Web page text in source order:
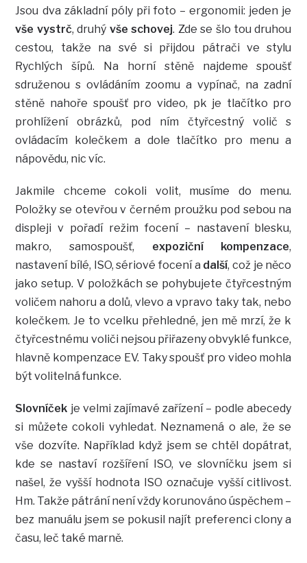
Jsou dva základní póly při foto – ergonomii: jeden je
vše vystrč, druhý vše schovej. Zde se šlo tou druhou
cestou, takže na své si přijdou pátrači ve stylu
Rychlých šípů. Na horní stěně najdeme spoušť
sdruženou s ovládáním zoomu a vypínač, na zadní
stěně nahoře spoušť pro video, pk je tlačítko pro
prohlížení obrázků, pod ním čtyřcestný volič s
ovládacím kolečkem a dole tlačítko pro menu a
nápovědu, nic víc.
Jakmile chceme cokoli volit, musíme do menu.
Položky se otevřou v černém proužku pod sebou na
displeji v pořadí režim focení – nastavení blesku,
makro, samospoušť, expoziční kompenzace,
nastavení bílé, ISO, sériové focení a další, což je něco
jako setup. V položkách se pohybujete čtyřcestným
voličem nahoru a dolů, vlevo a vpravo taky tak, nebo
kolečkem. Je to vcelku přehledné, jen mě mrzí, že k
čtyřcestnému voliči nejsou přiřazeny obvyklé funkce,
hlavně kompenzace EV. Taky spoušť pro video mohla
být volitelná funkce.
Slovníček je velmi zajímavé zařízení – podle abecedy
si můžete cokoli vyhledat. Neznamená o ale, že se
vše dozvíte. Například když jsem se chtěl dopátrat,
kde se nastaví rozšíření ISO, ve slovníčku jsem si
našel, že vyšší hodnota ISO označuje vyšší citlivost.
Hm. Takže pátrání není vždy korunováno úspěchem –
bez manuálu jsem se pokusil najít preferenci clony a
času, leč také marně.